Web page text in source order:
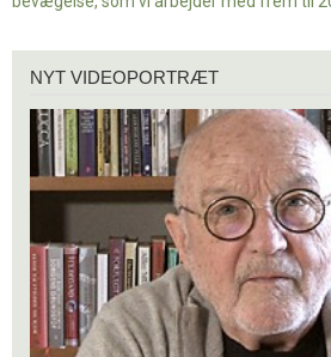
videoportræt
NYT VIDEOPORTRÆT